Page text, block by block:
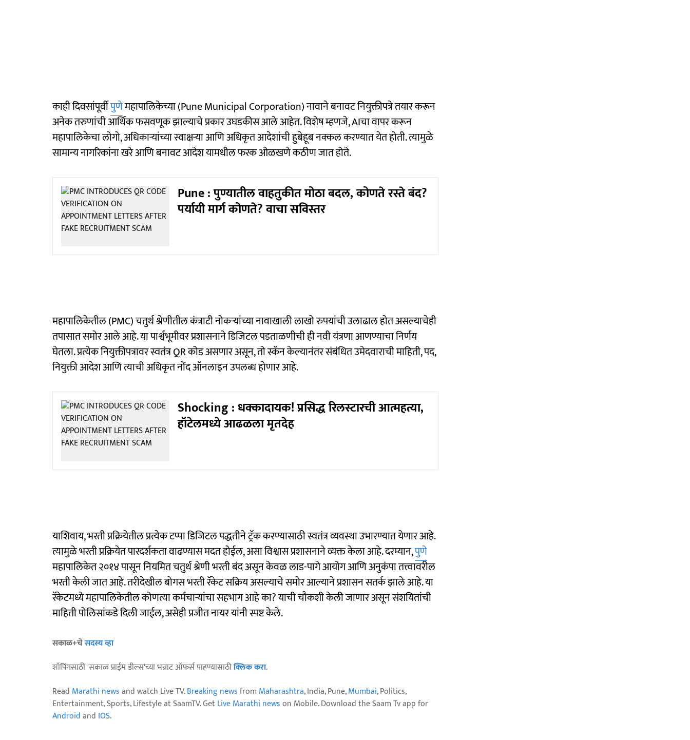
काही दिवसांपूर्वीपुणेमहापालिकेच्या (Pune Municipal Corporation) नावाने बनावट नियुक्तीपत्रे तयार करून
अनेक तरुणांची आर्थिक फसवणूक झाल्याचे प्रकार उघडकीस आले आहेत. विशेष म्हणजे, AIचा वापर करून
महापालिकेचा लोगो, अधिकाऱ्यांच्या स्वाक्षऱ्या आणि अधिकृत आदेशांची हुबेहूब नक्कल करण्यात येत होती. त्यामुळे
सामान्य नागरिकांना खरे आणि बनावट आदेश यामधील फरक ओळखणे कठीण जात होते.
Pune : पुण्यातील वाहतुकीत मोठा बदल, कोणते रस्ते बंद?
पर्यायी मार्ग कोणते? वाचा सविस्तर
महापालिकेतील (PMC) चतुर्थ श्रेणीतील कंत्राटी नोकऱ्यांच्या नावाखाली लाखो रुपयांची उलाढाल होत असल्याचेही
तपासात समोर आले आहे. या पार्श्वभूमीवर प्रशासनाने डिजिटल पडताळणीची ही नवी यंत्रणा आणण्याचा निर्णय
घेतला. प्रत्येक नियुक्तीपत्रावर स्वतंत्र QR कोड असणार असून, तो स्कॅन केल्यानंतर संबंधित उमेदवाराची माहिती, पद,
नियुक्ती आदेश आणि त्याची अधिकृत नोंद ऑनलाइन उपलब्ध होणार आहे.
Shocking : धक्कादायक! प्रसिद्ध रिलस्टारची आत्महत्या,
हॉटेलमध्ये आढळला मृतदेह
याशिवाय, भरती प्रक्रियेतील प्रत्येक टप्पा डिजिटल पद्धतीने ट्रॅक करण्यासाठी स्वतंत्र व्यवस्था उभारण्यात येणार आहे.
त्यामुळे भरती प्रक्रियेत पारदर्शकता वाढण्यास मदत होईल, असा विश्वास प्रशासनाने व्यक्त केला आहे. दरम्यान,पुणे
महापालिकेत २०१४ पासून नियमित चतुर्थ श्रेणी भरती बंद असून केवळ लाड-पागे आयोग आणि अनुकंपा तत्त्वावरील
भरती केली जात आहे. तरीदेखील बोगस भरती रॅकेट सक्रिय असल्याचे समोर आल्याने प्रशासन सतर्क झाले आहे. या
रॅकेटमध्ये महापालिकेतील कोणत्या कर्मचाऱ्यांचा सहभाग आहे का? याची चौकशी केली जाणार असून संशयितांची
माहिती पोलिसांकडे दिली जाईल, असेही प्रजीत नायर यांनी स्पष्ट केले.
सकाळ+चेसदस्य व्हा
शॉपिंगसाठी 'सकाळ प्राईम डील्स'च्या भन्नाट ऑफर्स पाहण्यासाठीक्लिक करा.
Read Marathi newsand watch Live TV.Breaking newsfrom Maharashtra, India, Pune,Mumbai, Politics,
Entertainment, Sports, Lifestyle at SaamTV. GetLive Marathi newson Mobile. Download the Saam Tv app for
Androidand IOS.